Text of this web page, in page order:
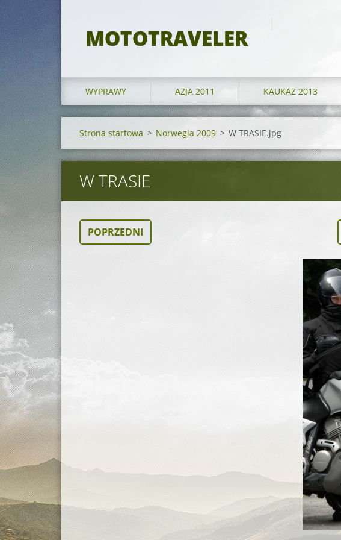
MOTOTRAVELER
WYPRAWY AZJA 2011 KAUKAZ 2013
Strona startowa > Norwegia 2009 > W TRASIE.jpg
W TRASIE
POPRZEDNI